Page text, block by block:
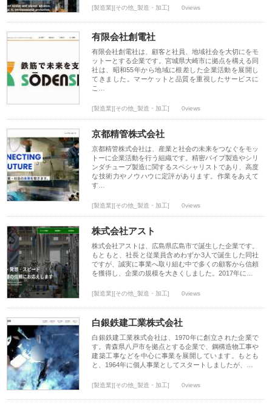
[製造業][その他_製造・加工] 0views
有限会社創電社
有限会社創電社は、顧客と社員、地域社会を大切にをモ
ットーとする企業です。宮城県大崎市に拠点を構える同
社は、昭和55年から地域に根差した企業活動を展開し
てきました。マーケットと品質を重視したサービスに
こ…
[製造業][その他_製造・加工] 0views
京都精管株式会社
京都精管株式会社は、産業と社会の未来をつなぐをモッ
トーに企業活動を行う組織です。精密パイプ製造やシリ
ンダチューブ製造に関するスペシャリストであり、高度
な技術力やノウハウに定評があります。作業をあえて
す…
[製造業][その他_製造・加工] 0views
株式会社アスト
株式会社アストは、広島県広島市で誕生した企業です。
もともと、社長と従業員含めわずか3人で誕生した同社
ですが、誠実に事業へ取り組む中で多くの顧客から信頼
を獲得し、企業の規模を大きくしました。2017年に…
[製造業][その他_製造・加工] 0views
白銀鉄建工業株式会社
白銀鉄建工業株式会社は、1970年に創立された企業で
す。青森県八戸市を拠点とする企業で、鋼構造物工事や
建築工事などを中心に事業を展開しています。もとも
と、1964年に個人事業としてスタートしましたが、…
[製造業][その他_製造・加工] 0views